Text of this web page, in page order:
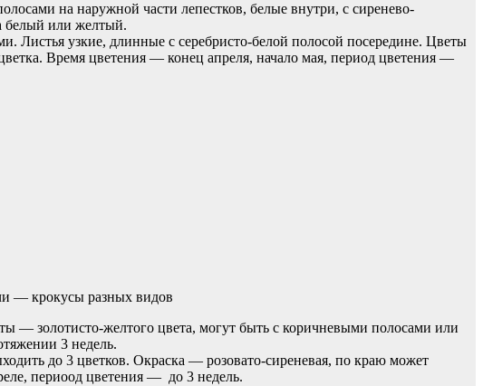
на наружной части лепестков, белые внутри, с сиренево-
белый или желтый.
Листья узкие, длинные с серебристо-белой полосой посередине. Цветы
Время цветения — конец апреля, начало мая, период цветения —
— крокусы разных видов
— золотисто-желтого цвета, могут быть с коричневыми полосами или
3 недель.
до 3 цветков. Окраска — розовато-сиреневая, по краю может
периоод цветения — до 3 недель.